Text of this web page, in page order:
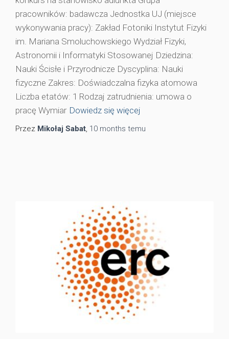
pracowników: badawcza Jednostka UJ (miejsce
wykonywania pracy): Zakład Fotoniki Instytut Fizyki
im. Mariana Smoluchowskiego Wydział Fizyki,
Astronomii i Informatyki Stosowanej Dziedzina:
Nauki Ścisłe i Przyrodnicze Dyscyplina: Nauki
fizyczne Zakres: Doświadczalna fizyka atomowa
Liczba etatów: 1 Rodzaj zatrudnienia: umowa o
pracę Wymiar Dowiedz się więcej
Przez Mikołaj Sabat, 10 months temu